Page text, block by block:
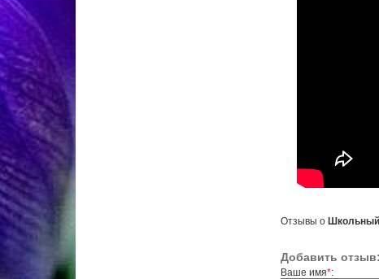
Отзывы о
Добавить отзыв:
Ваше имя*: